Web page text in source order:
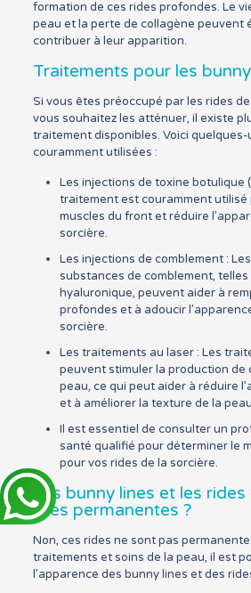
formation de ces rides profondes. Le
peau et la perte de collagène peuvent
contribuer à leur apparition.
Traitements pour les
Si vous êtes préoccupé par les rides
vous souhaitez les atténuer, il existe
traitement disponibles. Voici
couramment utilisées :
Les injections de toxine botulique
traitement est couramment utilisé
muscles du front et réduire
sorcière.
Les injections de comblement :
substances de comblement, telles
hyaluronique, peuvent aider à
profondes et à adoucir
sorcière.
Les traitements au laser : Les
peuvent stimuler la production de
peau, ce qui peut aider à réduire
et à améliorer la texture de la
Il est essentiel de consulter un
santé qualifié pour déterminer le
pour vos rides de la sorcière.
Les bunny lines et les
elles permanentes ?
Non, ces rides ne sont pas
traitements et soins de la peau, il est
l’apparence des bunny lines et des